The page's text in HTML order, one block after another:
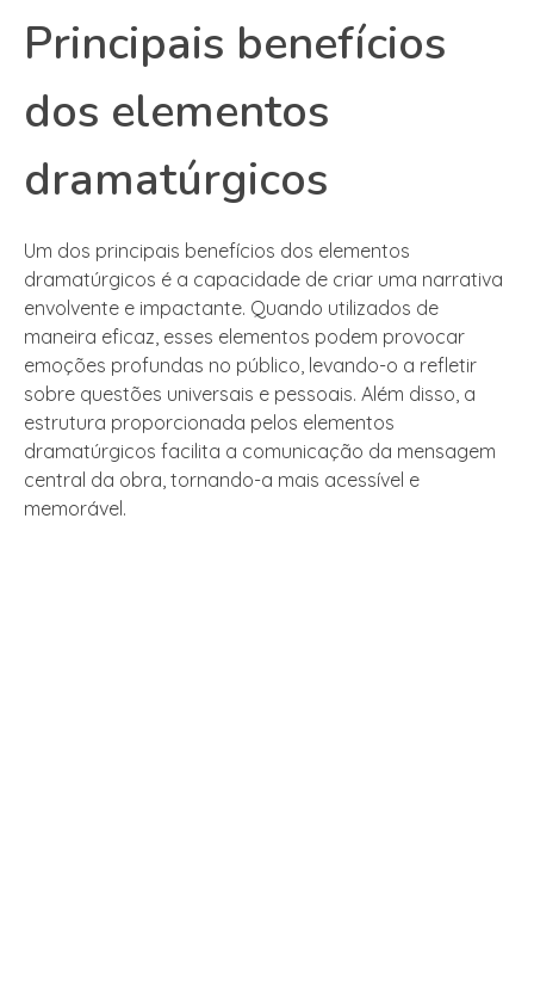
Principais benefícios
dos elementos
dramatúrgicos
Um dos principais benefícios dos elementos
dramatúrgicos é a capacidade de criar uma narrativa
envolvente e impactante. Quando utilizados de
maneira eficaz, esses elementos podem provocar
emoções profundas no público, levando-o a refletir
sobre questões universais e pessoais. Além disso, a
estrutura proporcionada pelos elementos
dramatúrgicos facilita a comunicação da mensagem
central da obra, tornando-a mais acessível e
memorável.